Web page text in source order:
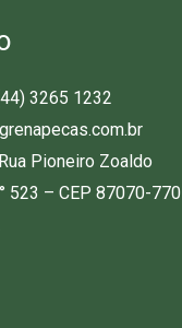
3265 1232
Rua Pioneiro Zoaldo
523 – CEP 87070-770 |